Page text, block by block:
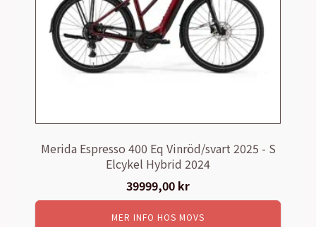
Merida Espresso 400 Eq Vinröd/svart 2025 - S
Elcykel Hybrid 2024
39999,00 kr
MER INFO HOS MOVS